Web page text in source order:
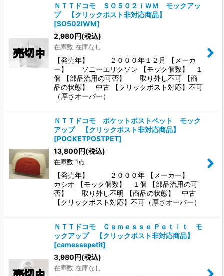
ＮＴＴドコモ ＳＯ５０２ｉＷＭ モックアッ
プ 【クリックポスト非対応商品】
[SO502IWM]
2,980円(税込)
在庫数 在庫なし
【発売年】 ２０００年１２月 【メーカ
ー】 ソニーエリクソン 【モック個数】 １
個 【部品流用の可否】 取り外し不可 【商
品の状態】 中古 【クリックポスト対応】不可
（厚さオーバー）
ＮＴＴドコモ ポケットポストペット モック
アップ 【クリックポスト非対応商品】
[POCKETPOSTPET]
13,800円(税込)
在庫数 1点
【発売年】 ２０００年 【メーカー】
カシオ 【モック個数】 １個 【部品流用の可
否】 取り外し不明 【商品の状態】 中古
【クリックポスト対応】不可（厚さオーバー）
ＮＴＴドコモ Ｃａｍｅｓｓｅ Ｐｅｔｉｔ モ
ックアップ 【クリックポスト非対応商品】
[camessepetit]
3,980円(税込)
在庫数 在庫なし